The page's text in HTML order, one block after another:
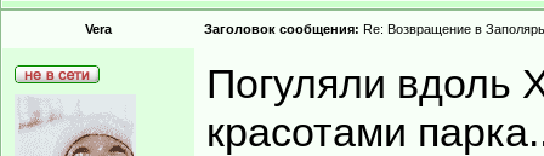
Vera Заголовок сообщения: Re: Возвращение в
Погуляли вдоль
красотами